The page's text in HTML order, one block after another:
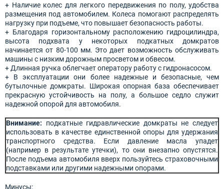
+ Наличие колес для легкого передвижения по полу, удобства
размещения под автомобилем. Колеса помогают распределять
нагрузку при подъеме, что повышает безопасность работы.
+ Благодаря горизонтальному расположению гидроцилиндра,
высота подхвата у некоторых подкатных домкратов
начинается от 80-100 мм. Это дает возможность обслуживать
машины с низким дорожным просветом и обвесом.
+ Длинная ручка облегчает оператору работу с гидронасосом.
+ В эксплуатации они более надежные и безопасные, чем
бутылочные домкраты. Широкая опорная база обеспечивает
прекрасную устойчивость на полу, а большое седло служит
надежной опорой для автомобиля.
Внимание: подкатные гидравлические домкраты не следует
использовать в качестве единственной опоры для удержания
транспортного средства. Если давление масла упадет
(например в результате утечки), то они внезапно опустятся.
После подъема автомобиля вверх пользуйтесь страховочными
подставками или другими надежными опорами.
Минусы: